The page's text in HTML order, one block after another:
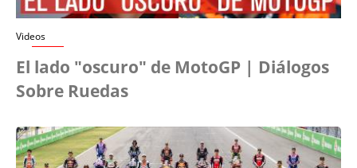
Videos
El lado "oscuro" de MotoGP | Diálogos
Sobre Ruedas